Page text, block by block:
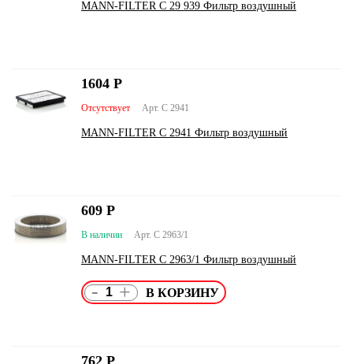
MANN-FILTER C 29 939 Фильтр воздушный
Арт. C 2941
Отсутствует
MANN-FILTER C 2941 Фильтр воздушный
1604 Р
Арт. C 2963/1
В наличии
MANN-FILTER C 2963/1 Фильтр воздушный
609 Р
- +
762 Р